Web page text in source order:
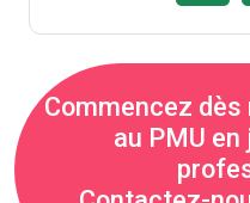
Commencez dès
au PMU